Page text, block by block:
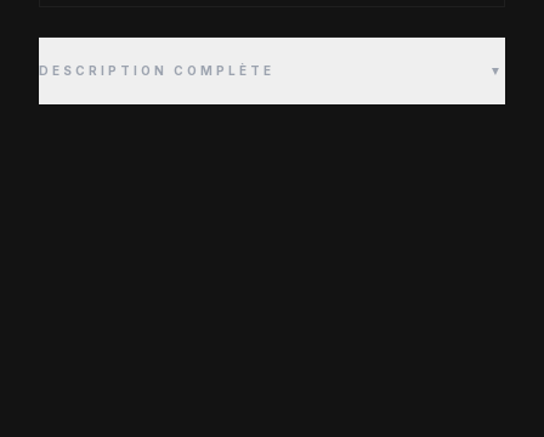
DESCRIPTION COMPLÈTE ▼